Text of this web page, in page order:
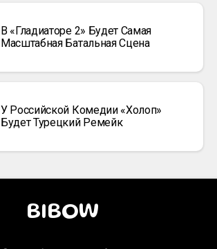
В «Гладиаторе 2» Будет Самая
Масштабная Батальная Сцена
У Российской Комедии «Холоп»
Будет Турецкий Ремейк
BIBOW